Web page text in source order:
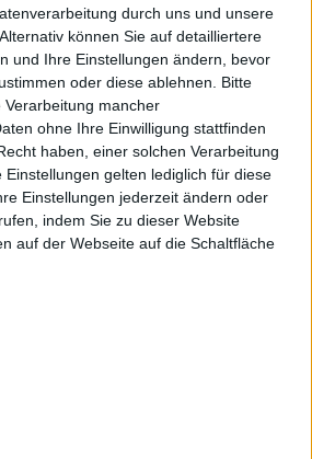
durch uns und unsere
können Sie auf detailliertere
und Ihre Einstellungen ändern, bevor
oder diese ablehnen.
Bitte
mancher
ohne Ihre Einwilligung stattfinden
haben, einer solchen Verarbeitung
gelten lediglich für diese
Einstellungen jederzeit ändern oder
indem Sie zu dieser Website
auf der Webseite auf die Schaltfläche
VREID